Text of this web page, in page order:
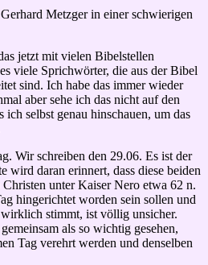
Metzger in einer schwierigen
jetzt mit vielen Bibelstellen
viele Sprichwörter, die aus der Bibel
sind. Ich habe das immer wieder
aber sehe ich das nicht auf den
selbst genau hinschauen, um das
Wir schreiben den 29.06. Es ist der
wird daran erinnert, dass diese beiden
unter Kaiser Nero etwa 62 n.
hingerichtet worden sein sollen und
stimmt, ist völlig unsicher.
als so wichtig gesehen,
Tag verehrt werden und denselben